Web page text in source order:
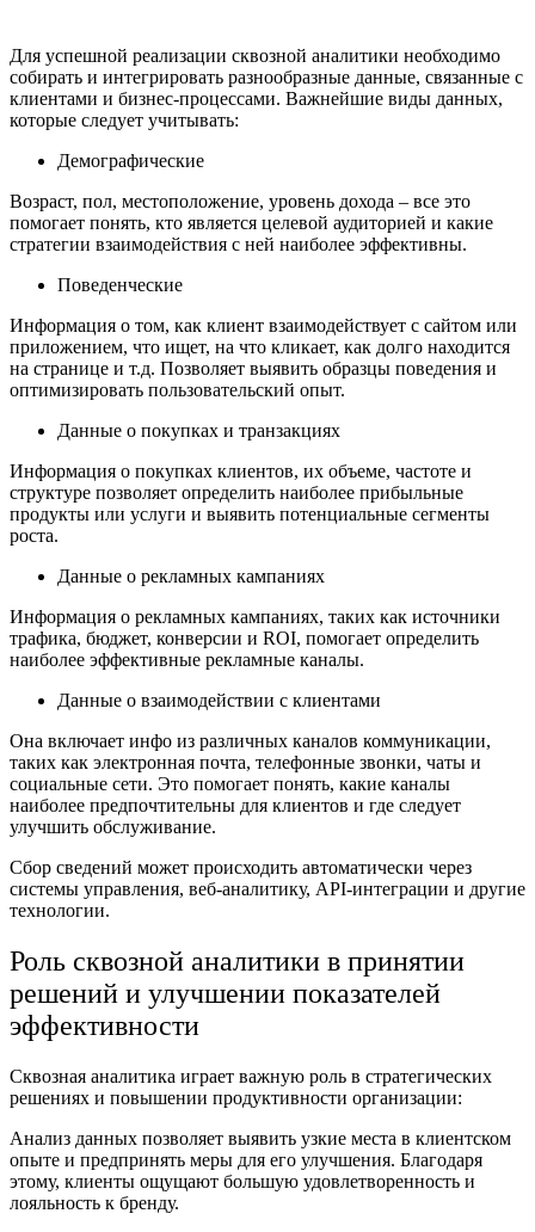
Для успешной реализации сквозной аналитики необходимо
собирать и интегрировать разнообразные данные, связанные с
клиентами и бизнес-процессами. Важнейшие виды данных,
которые следует учитывать:
Демографические
Возраст, пол, местоположение, уровень дохода – все это
помогает понять, кто является целевой аудиторией и какие
стратегии взаимодействия с ней наиболее эффективны.
Поведенческие
Информация о том, как клиент взаимодействует с сайтом или
приложением, что ищет, на что кликает, как долго находится
на странице и т.д. Позволяет выявить образцы поведения и
оптимизировать пользовательский опыт.
Данные о покупках и транзакциях
Информация о покупках клиентов, их объеме, частоте и
структуре позволяет определить наиболее прибыльные
продукты или услуги и выявить потенциальные сегменты
роста.
Данные о рекламных кампаниях
Информация о рекламных кампаниях, таких как источники
трафика, бюджет, конверсии и ROI, помогает определить
наиболее эффективные рекламные каналы.
Данные о взаимодействии с клиентами
Она включает инфо из различных каналов коммуникации,
таких как электронная почта, телефонные звонки, чаты и
социальные сети. Это помогает понять, какие каналы
наиболее предпочтительны для клиентов и где следует
улучшить обслуживание.
Сбор сведений может происходить автоматически через
системы управления, веб-аналитику, API-интеграции и другие
технологии.
Роль сквозной аналитики в принятии
решений и улучшении показателей
эффективности
Сквозная аналитика играет важную роль в стратегических
решениях и повышении продуктивности организации:
Анализ данных позволяет выявить узкие места в клиентском
опыте и предпринять меры для его улучшения. Благодаря
этому, клиенты ощущают большую удовлетворенность и
лояльность к бренду.